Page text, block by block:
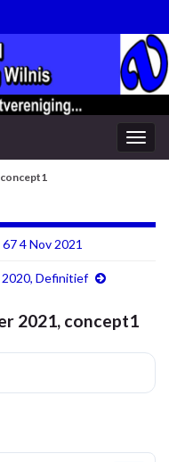
4 Nov 2021
Definitief
2021, concept1